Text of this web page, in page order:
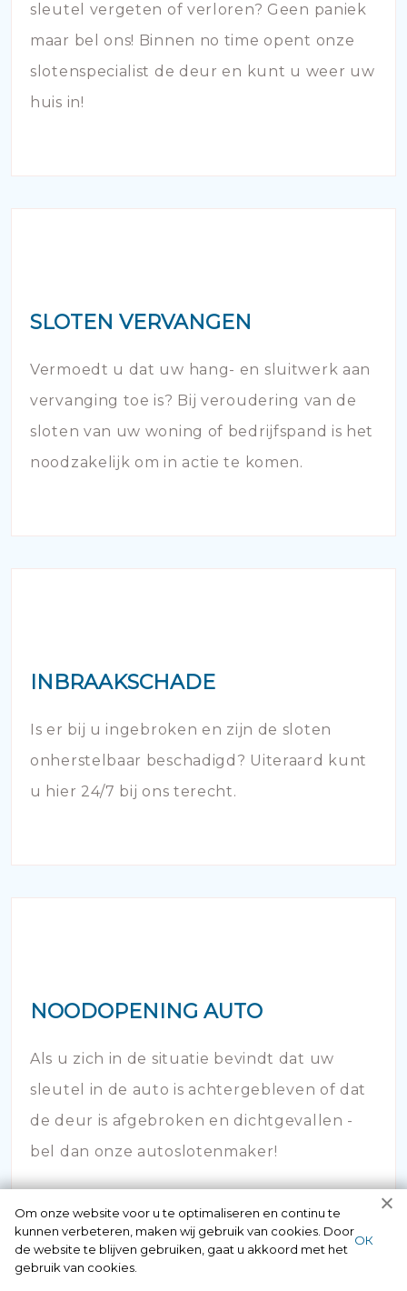
sleutel vergeten of verloren? Geen paniek
maar bel ons! Binnen no time opent onze
slotenspecialist de deur en kunt u weer uw
huis in!
SLOTEN VERVANGEN
Vermoedt u dat uw hang- en sluitwerk aan
vervanging toe is? Bij veroudering van de
sloten van uw woning of bedrijfspand is het
noodzakelijk om in actie te komen.
INBRAAKSCHADE
Is er bij u ingebroken en zijn de sloten
onherstelbaar beschadigd? Uiteraard kunt
u hier 24/7 bij ons terecht.
NOODOPENING AUTO
Als u zich in de situatie bevindt dat uw
sleutel in de auto is achtergebleven of dat
de deur is afgebroken en dichtgevallen -
bel dan onze autoslotenmaker!
Om onze website voor u te optimaliseren en continu te
kunnen verbeteren, maken wij gebruik van cookies. Door
de website te blijven gebruiken, gaat u akkoord met het
gebruik van cookies.
ОК